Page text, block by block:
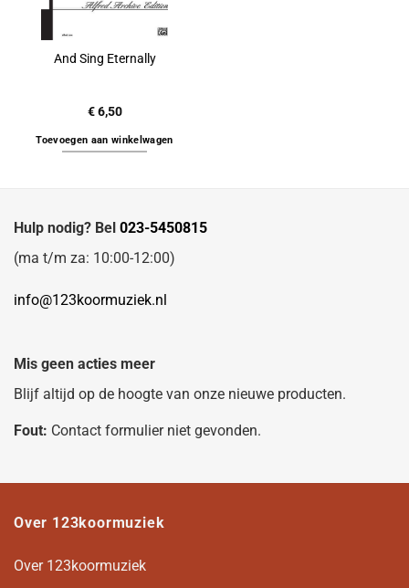
And Sing Eternally
€6,50
Toevoegen aan winkelwagen
Hulp nodig? Bel 023-5450815
(ma t/m za: 10:00-12:00)
info@123koormuziek.nl
Mis geen acties meer
Blijf altijd op de hoogte van onze nieuwe producten.
Fout: Contact formulier niet gevonden.
Over 123koormuziek
Over 123koormuziek